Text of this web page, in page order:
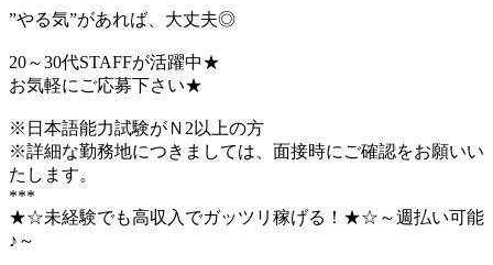
”やる気”があれば、大丈夫◎
20～30代STAFFが活躍中★
お気軽にご応募下さい★
※日本語能力試験がＮ2以上の方
※詳細な勤務地につきましては、面接時にご確認をお願いい
たします。
***
★☆未経験でも高収入でガッツリ稼げる！★☆～週払い可能
♪～